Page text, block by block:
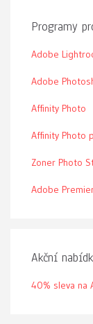
Programy
Adobe
Adobe
Affinity Photo
Affinity Photo
Zoner Photo
Adobe
Akční
40% sleva na